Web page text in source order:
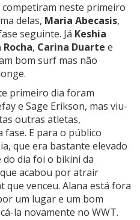
neste primeiro
delas, Maria Abecasis,
seguinte. Já Keshia
Rocha, Carina Duarte e
bom surf mas não
primeiro dia foram
e Sage Erikson, mas viu-
outras atletas,
E para o público
que era bastante elevado
do dia foi o bikini da
acabou por atrair
que venceu. Alana está fora
um lugar e um bom
la novamente no WWT.